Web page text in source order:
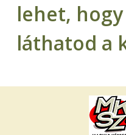
lehet,
láthatod a